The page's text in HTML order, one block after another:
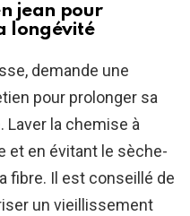
jean pour
longévité
demande une
pour prolonger sa
la chemise à
et en évitant le sèche-
fibre. Il est conseillé de
un vieillissement